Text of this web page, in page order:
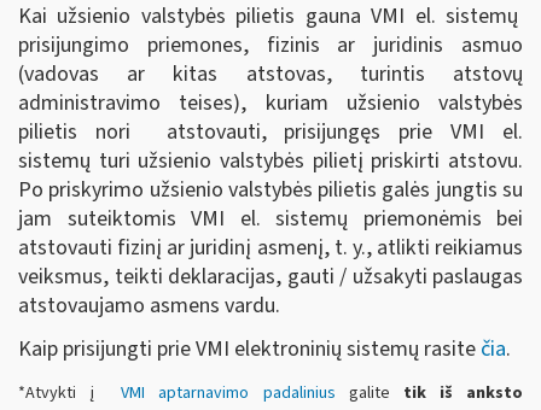
Kai užsienio valstybės pilietis gauna VMI el. sistemų
prisijungimo priemones, fizinis ar juridinis asmuo
(vadovas ar kitas atstovas, turintis atstovų
administravimo teises), kuriam užsienio valstybės
pilietis nori atstovauti, prisijungęs prie VMI el.
sistemų turi užsienio valstybės pilietį priskirti atstovu.
Po priskyrimo užsienio valstybės pilietis galės jungtis su
jam suteiktomis VMI el. sistemų priemonėmis bei
atstovauti fizinį ar juridinį asmenį, t. y., atlikti reikiamus
veiksmus, teikti deklaracijas, gauti / užsakyti paslaugas
atstovaujamo asmens vardu.
Kaip prisijungti prie VMI elektroninių sistemų rasite čia.
*Atvykti įVMI aptarnavimo padalinius galite tik iš anksto